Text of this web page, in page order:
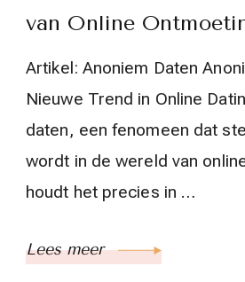
van Online
Artikel: Anoniem Daten
Nieuwe Trend in Online
daten, een fenomeen dat
wordt in de wereld van
houdt het precies in …
Lees meer